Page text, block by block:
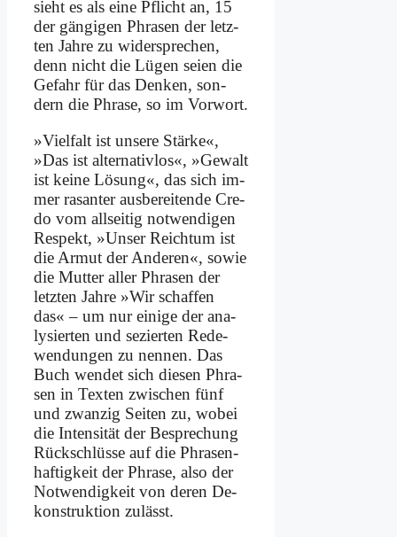
sieht es als ei­ne Pflicht an, 15
der gän­gi­gen Phra­sen der letz­
ten Jah­re zu wi­der­spre­chen,
denn nicht die Lü­gen sei­en die
Ge­fahr für das Den­ken, son­
dern die Phra­se, so im Vor­wort.
»Viel­falt ist un­se­re Stär­ke«,
»Das ist al­ter­na­tiv­los«, »Ge­walt
ist kei­ne Lö­sung«, das sich im­
mer ra­san­ter aus­be­rei­ten­de Cre­
do vom all­sei­tig not­wen­di­gen
Re­spekt, »Un­ser Reich­tum ist
die Ar­mut der An­de­ren«, so­wie
die Mut­ter al­ler Phra­sen der
letz­ten Jah­re »Wir schaf­fen
das« – um nur ei­ni­ge der ana­
ly­sier­ten und se­zier­ten Re­de­
wen­dun­gen zu nen­nen. Das
Buch wen­det sich die­sen Phra­
sen in Tex­ten zwi­schen fünf
und zwan­zig Sei­ten zu, wo­bei
die In­ten­si­tät der Be­spre­chung
Rück­schlüs­se auf die Phra­sen­
haf­tig­keit der Phra­se, al­so der
Not­wen­dig­keit von de­ren De­
kon­struk­ti­on zu­lässt.